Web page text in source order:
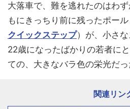
大落車で、難を逃れたのはわ
もにきっちり前に残ったポー
クイックステップ）が、小さな
22歳になったばかりの若者に
ての、大きなバラ色の栄光だっ
関連リン